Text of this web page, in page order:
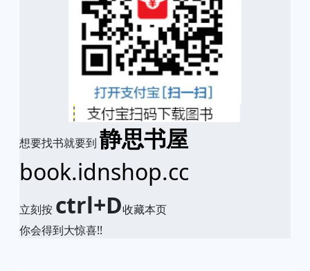
想要找书就要到 静思书屋
book.idnshop.cc
立刻按 ctrl+D收藏本页
你会得到大惊喜!!